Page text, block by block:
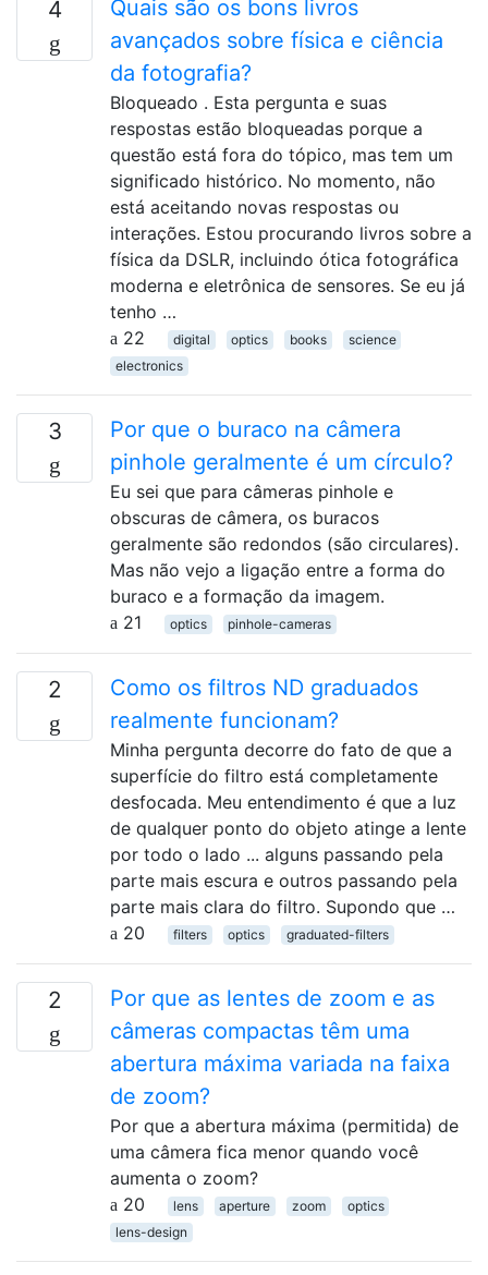
4
Quais são os bons livros
avançados sobre física e ciência
da fotografia?
Bloqueado . Esta pergunta e suas
respostas estão bloqueadas porque a
questão está fora do tópico, mas tem um
significado histórico. No momento, não
está aceitando novas respostas ou
interações. Estou procurando livros sobre a
física da DSLR, incluindo ótica fotográfica
moderna e eletrônica de sensores. Se eu já
tenho …
22
digital optics books
science
electronics
3
Por que o buraco na câmera
pinhole geralmente é um círculo?
Eu sei que para câmeras pinhole e
obscuras de câmera, os buracos
geralmente são redondos (são circulares).
Mas não vejo a ligação entre a forma do
buraco e a formação da imagem.
21
optics pinhole-cameras
2
Como os filtros ND graduados
realmente funcionam?
Minha pergunta decorre do fato de que a
superfície do filtro está completamente
desfocada. Meu entendimento é que a luz
de qualquer ponto do objeto atinge a lente
por todo o lado ... alguns passando pela
parte mais escura e outros passando pela
parte mais clara do filtro. Supondo que …
20
filters optics graduated-filters
2
Por que as lentes de zoom e as
câmeras compactas têm uma
abertura máxima variada na faixa
de zoom?
Por que a abertura máxima (permitida) de
uma câmera fica menor quando você
aumenta o zoom?
20
lens aperture zoom
optics
lens-design